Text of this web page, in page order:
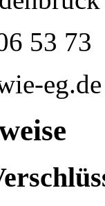
53 73
eg.de